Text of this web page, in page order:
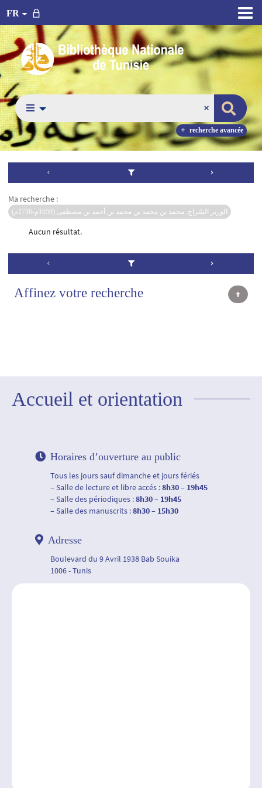
FR
recherche avancée
Ma recherche :
الوزير السّراج, محمد بن محمد بن محمد بن أحمد بن مصطفى (1659م-1736م)
Aucun résultat.
Affinez votre recherche
Accueil et orientation
Horaires d’ouverture au public
Tous les jours sauf dimanche et jours fériés
– Salle de lecture et libre accés :8h30 – 19h45
– Salle des périodiques :8h30 – 19h45
– Salle des manuscrits :8h30 – 15h30
Adresse
Boulevard du 9 Avril 1938 Bab Souika
1006 - Tunis